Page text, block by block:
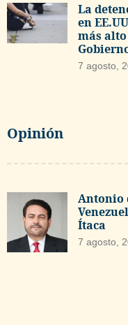
La
en
más
7 agosto,
Opinión
Antonio
Ítaca
7 agosto,